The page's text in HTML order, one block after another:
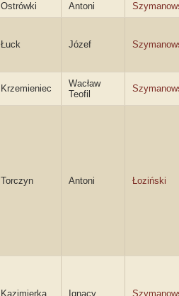
Ostrówki Antoni
Łuck Józef
Krzemieniec
Wacław
Teofil
Torczyn Antoni Łoziński
Kazimierka Ignacy